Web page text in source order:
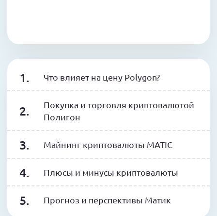
Что влияет на цену Polygon?
Покупка и торговля криптовалютой
Полигон
Майнинг криптовалюты MATIC
Плюсы и минусы криптовалюты
Прогноз и перспективы Матик